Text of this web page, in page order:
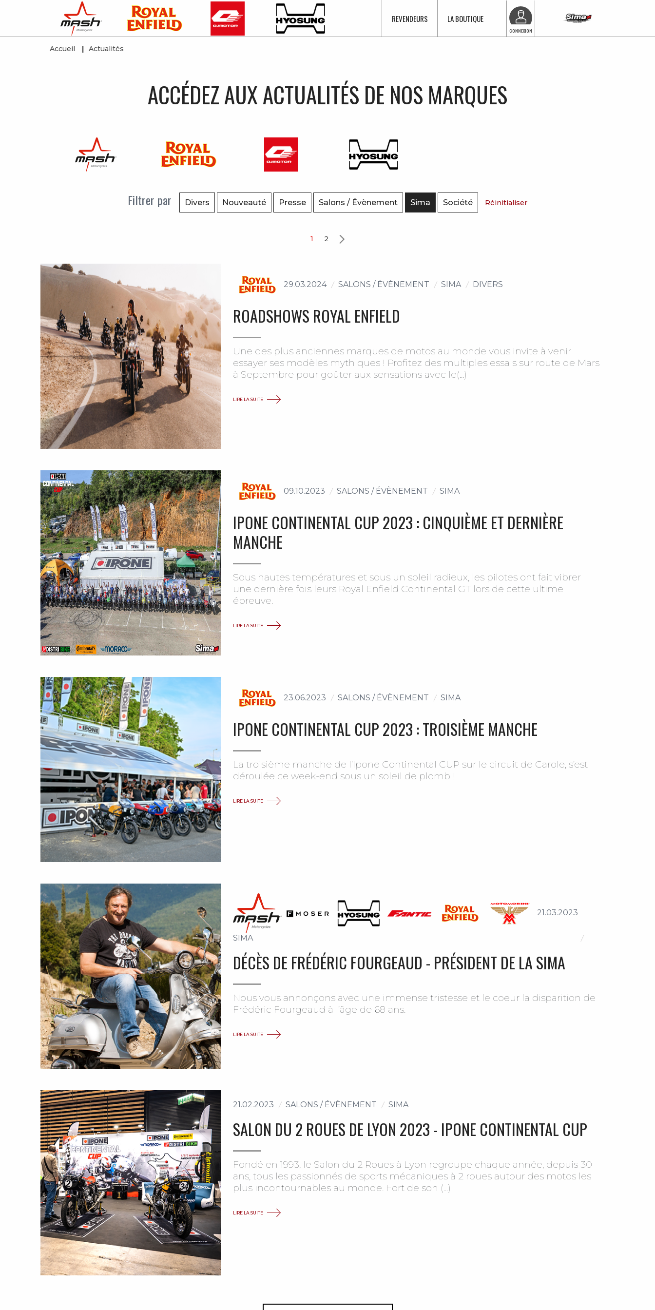
REVENDEURS LA BOUTIQUE
CONNEXION
Accueil Actualités
ACCÉDEZ AUX ACTUALITÉS DE NOS MARQUES
Filtrer par Divers Nouveauté Presse Salons / Évènement Sima Société Réinitialiser
1 2
29.03.2024 SALONS / ÉVÈNEMENT SIMA DIVERS
ROADSHOWS ROYAL ENFIELD
Une des plus anciennes marques de motos au monde vous invite à venir
essayer ses modèles mythiques ! Profitez des multiples essais sur route de Mars
à Septembre pour goûter aux sensations avec le(...)
LIRE LA SUITE
09.10.2023 SALONS / ÉVÈNEMENT SIMA
IPONE CONTINENTAL CUP 2023 : CINQUIÈME ET DERNIÈRE
MANCHE
Sous hautes températures et sous un soleil radieux, les pilotes ont fait vibrer
une dernière fois leurs Royal Enfield Continental GT lors de cette ultime
épreuve.
LIRE LA SUITE
23.06.2023 SALONS / ÉVÈNEMENT SIMA
IPONE CONTINENTAL CUP 2023 : TROISIÈME MANCHE
La troisième manche de l’Ipone Continental CUP sur le circuit de Carole, s’est
déroulée ce week-end sous un soleil de plomb !
LIRE LA SUITE
21.03.2023
SIMA
DÉCÈS DE FRÉDÉRIC FOURGEAUD - PRÉSIDENT DE LA SIMA
Nous vous annonçons avec une immense tristesse et le coeur la disparition de
Frédéric Fourgeaud à l’âge de 68 ans.
LIRE LA SUITE
21.02.2023 SALONS / ÉVÈNEMENT SIMA
SALON DU 2 ROUES DE LYON 2023 - IPONE CONTINENTAL CUP
Fondé en 1993, le Salon du 2 Roues à Lyon regroupe chaque année, depuis 30
ans, tous les passionnés de sports mécaniques à 2 roues autour des motos les
plus incontournables au monde. Fort de son (...)
LIRE LA SUITE